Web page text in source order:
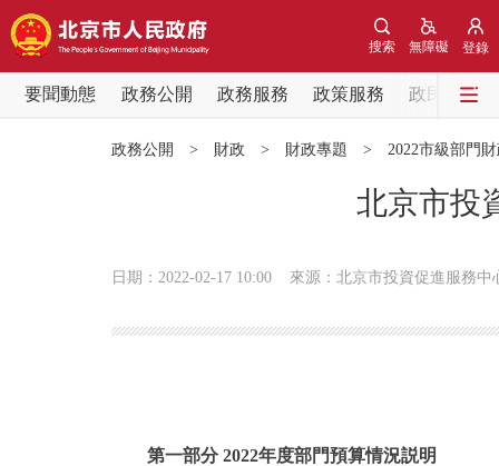
登錄
無障礙
搜索
要聞動態 政務公開 政務服務 政策服務
政民互動
政務公開 > 財政 > 財政專題 > 2022市級部門
北京市投
日期：2022-02-17 10:00 來源：北京市投資促進服務中
第一部分 2022年度部門預算情況説明